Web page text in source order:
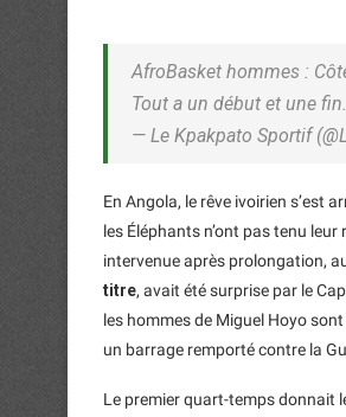
AfroBasket hommes :
Tout a un début et une
— Le Kpakpato Sportif
En Angola, le rêve ivoirien s’est
les Éléphants n’ont pas tenu
intervenue après prolongation,
titre, avait été surprise par le
les hommes de Miguel Hoyo
un barrage remporté contre la
Le premier quart-temps donnait